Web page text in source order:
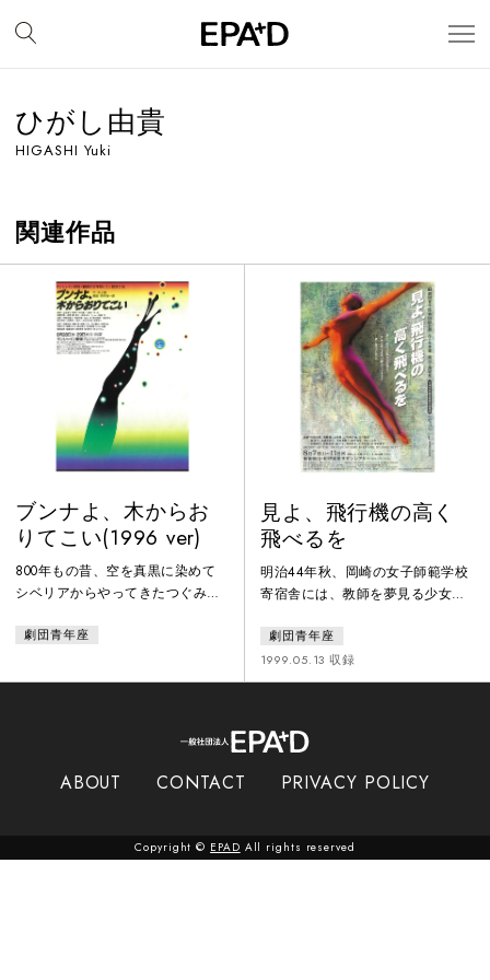
ひがし由貴
HIGASHI Yuki
関連作品
ブンナよ、木からお
りてこい(1996 ver)
800年もの昔、空を真黒に染めて
シベリアからやってきたつぐみの
た。その一羽がお寺の池のほとり
巨大な椎の木に成長し、今年も繰
い世界を求めて椎の木のてっぺん
るための戦い”を繰り広げる修羅場
きてい
劇団青年座
見よ、飛行機の高く
飛べるを
明治44年秋、岡崎の女子師範学校
寄宿舎には、教師を夢見る少女た
誇りと若さにあふれる学舎では、
下級生の憧れ、教師達も一目を置
く文武両道の光島延ぶが仲間達と
奇心と夢が膨らんでいく日々であ
「質実剛健」の校風が「良妻賢
ライキ」を
劇団青年座
1999.05.13 収録
ABOUT CONTACT PRIVACY POLICY
Copyright © EPAD All rights reserved